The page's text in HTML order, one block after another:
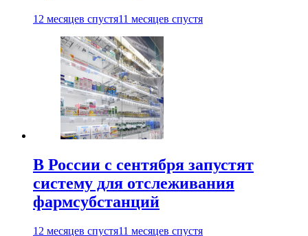
12 месяцев спустя11 месяцев спустя
В России с сентября запустят
систему для отслеживания
фармсубстанций
12 месяцев спустя11 месяцев спустя